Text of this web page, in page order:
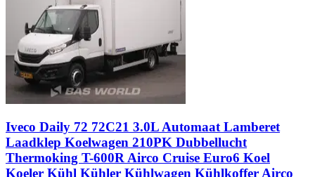
Iveco Daily 72 72C21 3.0L Automaat Lamberet
Laadklep Koelwagen 210PK Dubbellucht
Thermoking T-600R Airco Cruise Euro6 Koel
Koeler Kühl Kühler Kühlwagen Kühlkoffer Airco